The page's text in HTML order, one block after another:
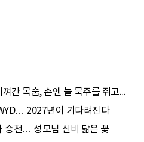
간 목숨, 손엔 늘 묵주를 쥐고...
2027년이 기다려진다
승천… 성모님 신비 닮은 꽃